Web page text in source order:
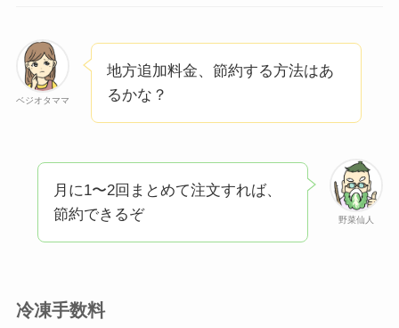
ベジオタママ
地方追加料金、節約する方法はあ
るかな？
野菜仙人
月に1〜2回まとめて注文すれば、
節約できるぞ
冷凍手数料